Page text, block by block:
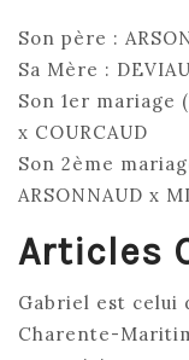
Son père :
Sa Mère :
Son 1er mariage
x COURCAUD
Son 2ème
ARSONNAUD x
Articles
Gabriel est celui
Charente-